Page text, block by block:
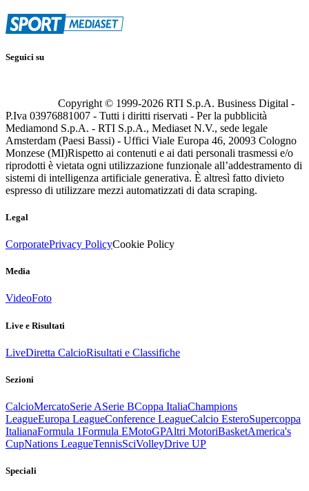
Seguici su
Copyright © 1999-2026 RTI S.p.A. Business Digital -
P.Iva 03976881007 - Tutti i diritti riservati - Per la pubblicità
Mediamond S.p.A. - RTI S.p.A., Mediaset N.V., sede legale
Amsterdam (Paesi Bassi) - Uffici Viale Europa 46, 20093 Cologno
Monzese (MI)Rispetto ai contenuti e ai dati personali trasmessi e/o
riprodotti è vietata ogni utilizzazione funzionale all’addestramento di
sistemi di intelligenza artificiale generativa. È altresì fatto divieto
espresso di utilizzare mezzi automatizzati di data scraping.
Legal
CorporatePrivacy PolicyCookie Policy
Media
VideoFoto
Live e Risultati
LiveDiretta CalcioRisultati e Classifiche
Sezioni
CalcioMercatoSerie ASerie BCoppa ItaliaChampions
LeagueEuropa LeagueConference LeagueCalcio EsteroSupercoppa
ItalianaFormula 1Formula EMotoGPAltri MotoriBasketAmerica's
CupNations LeagueTennisSciVolleyDrive UP
Speciali